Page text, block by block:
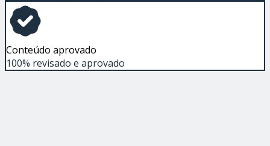
Conteúdo aprovado
100% revisado e aprovado